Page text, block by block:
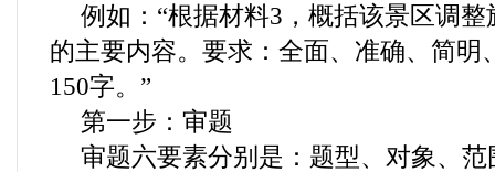
例如：“根据材料3，概括该景区调
的主要内容。要求：全面、准确、简明
150字。”
第一步：审题
审题六要素分别是：题型、对象、